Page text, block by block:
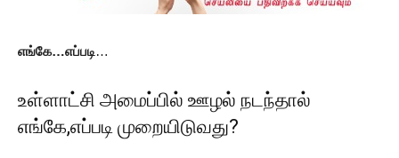
எங்கே…எப்படி…
உள்ளாட்சி அமைப்பில் ஊழல் நடந்தால்
எங்கே,எப்படி முறையிடுவது?